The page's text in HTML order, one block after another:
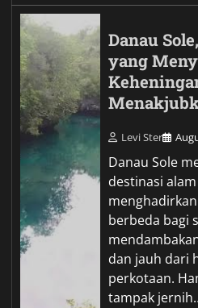
Danau
yang
Levi Ster
Danau Sole
destinasi
berbeda bagi
dan jauh dari
perkotaan.
tampak